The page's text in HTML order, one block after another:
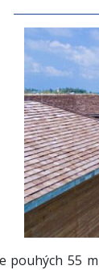
pouhých 55